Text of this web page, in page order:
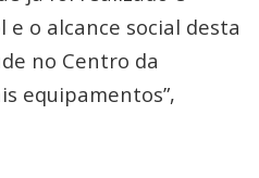
o alcance social desta
no Centro da
equipamentos”,